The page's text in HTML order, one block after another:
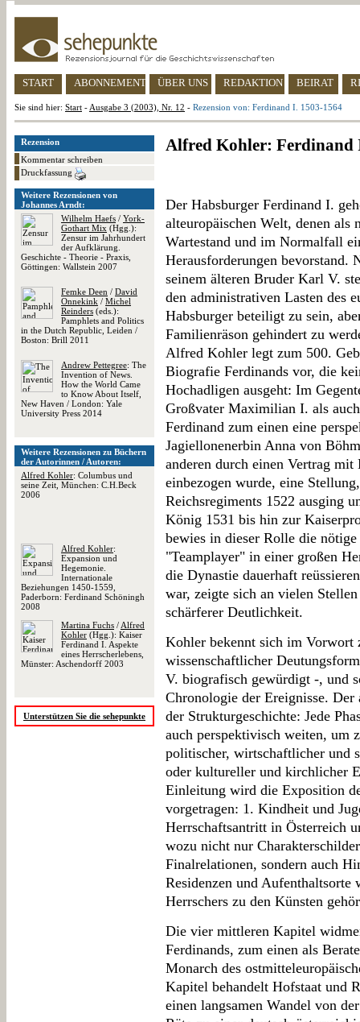
START ABONNEMENT ÜBER UNS REDAKTION BEIRAT
Sie sind hier: Start - Ausgabe 3 (2003), Nr. 12 - Rezension von: Ferdinand I. 1503-1564
Rezension
Kommentar schreiben
Druckfassung
Weitere Rezensionen von
Johannes Arndt:
Wilhelm Haefs / York-
Gothart Mix (Hgg.):
Zensur im Jahrhundert
der Aufklärung.
Geschichte - Theorie - Praxis,
Göttingen: Wallstein 2007
Femke Deen / David
Onnekink / Michel
Reinders (eds.):
Pamphlets and Politics
in the Dutch Republic, Leiden /
Boston: Brill 2011
Andrew Pettegree: The
Invention of News.
How the World Came
to Know About Itself,
New Haven / London: Yale
University Press 2014
Weitere Rezensionen zu Büchern
der Autorinnen / Autoren:
Alfred Kohler: Columbus und
seine Zeit, München: C.H.Beck
2006
Alfred Kohler:
Expansion und
Hegemonie.
Internationale
Beziehungen 1450-1559,
Paderborn: Ferdinand Schöningh
2008
Martina Fuchs / Alfred
Kohler (Hgg.): Kaiser
Ferdinand I. Aspekte
eines Herrscherlebens,
Münster: Aschendorff 2003
Unterstützen Sie die sehepunkte
Alfred Kohler: Ferdinand
Der Habsburger Ferdinand I.
alteuropäischen Welt, denen als
Wartestand und im Normalfall
Herausforderungen bevorstand.
seinem älteren Bruder Karl V.
den administrativen Lasten des
Habsburger beteiligt zu sein,
Familienräson gehindert zu
Alfred Kohler legt zum 500.
Biografie Ferdinands vor, die
Hochadligen ausgeht: Im
Großvater Maximilian I. als
Ferdinand zum einen eine
Jagiellonenerbin Anna von
anderen durch einen Vertrag
einbezogen wurde, eine
Reichsregiments 1522 ausging
König 1531 bis hin zur
bewies in dieser Rolle die
"Teamplayer" in einer großen
die Dynastie dauerhaft
war, zeigte sich an vielen
schärferer Deutlichkeit.
Kohler bekennt sich im Vorwort
wissenschaftlicher
V. biografisch gewürdigt -, und
Chronologie der Ereignisse.
der Strukturgeschichte: Jede
auch perspektivisch weiten, um
politischer, wirtschaftlicher und
oder kultureller und kirchlicher
Einleitung wird die Exposition
vorgetragen: 1. Kindheit und
Herrschaftsantritt in Österreich
wozu nicht nur
Finalrelationen, sondern auch
Residenzen und Aufenthaltsorte
Herrschers zu den Künsten
Die vier mittleren Kapitel
Ferdinands, zum einen als
Monarch des
Kapitel behandelt Hofstaat und
einen langsamen Wandel von